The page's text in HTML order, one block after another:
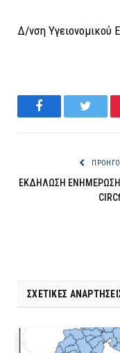
Δ/νση Υγειονομικού
FacebookTwitter
ΕΚΔΗΛΩΣΗ
ΣΧΕΤΙΚΈΣ